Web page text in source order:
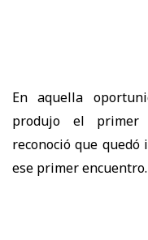
En aquella
produjo el primer
reconoció que
ese primer encuentro.